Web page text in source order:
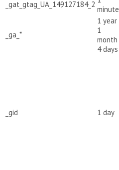
_gat_gtag_UA_149127184_2
minute
_ga_*
1 year
1
month
4 days
_gid 1 day